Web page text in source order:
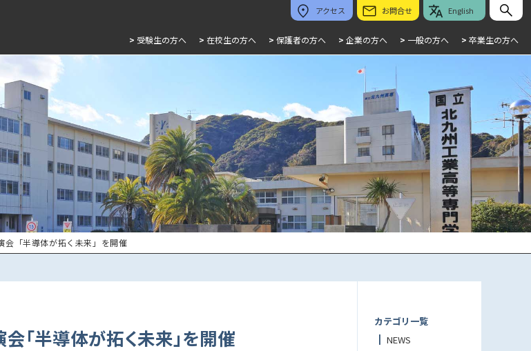
アクセス お問合せ English
> 受験生の方へ > 在校生の方へ > 保護者の方へ > 企業の方へ > 一般の方へ > 卒業生の方へ
会「半導体が拓く未来」を開催
「半導体が拓く未来」を開催
カテゴリ一覧
NEWS